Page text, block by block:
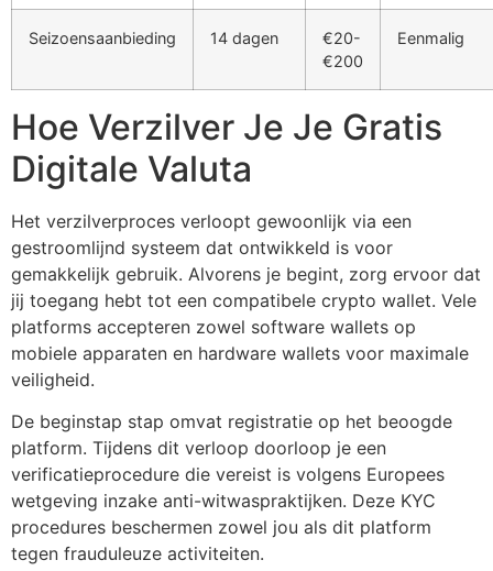
Seizoensaanbieding 14 dagen
€20-
€200
Eenmalig
Hoe Verzilver Je Je Gratis
Digitale Valuta
Het verzilverproces verloopt gewoonlijk via een
gestroomlijnd systeem dat ontwikkeld is voor
gemakkelijk gebruik. Alvorens je begint, zorg ervoor dat
jij toegang hebt tot een compatibele crypto wallet. Vele
platforms accepteren zowel software wallets op
mobiele apparaten en hardware wallets voor maximale
veiligheid.
De beginstap stap omvat registratie op het beoogde
platform. Tijdens dit verloop doorloop je een
verificatieprocedure die vereist is volgens Europees
wetgeving inzake anti-witwaspraktijken. Deze KYC
procedures beschermen zowel jou als dit platform
tegen frauduleuze activiteiten.